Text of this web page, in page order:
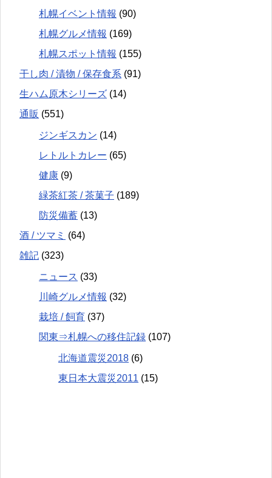
札幌イベント情報 (90)
札幌グルメ情報 (169)
札幌スポット情報 (155)
干し肉 / 漬物 / 保存食系 (91)
生ハム原木シリーズ (14)
通販 (551)
ジンギスカン (14)
レトルトカレー (65)
健康 (9)
緑茶紅茶 / 茶菓子 (189)
防災備蓄 (13)
酒 / ツマミ (64)
雑記 (323)
ニュース (33)
川崎グルメ情報 (32)
栽培 / 飼育 (37)
関東⇒札幌への移住記録 (107)
北海道震災2018 (6)
東日本大震災2011 (15)